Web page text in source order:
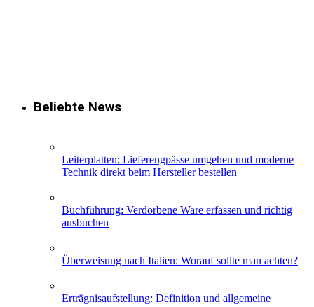
Beliebte News
Leiterplatten: Lieferengpässe umgehen und moderne
Technik direkt beim Hersteller bestellen
Buchführung: Verdorbene Ware erfassen und richtig
ausbuchen
Überweisung nach Italien: Worauf sollte man achten?
Erträgnisaufstellung: Definition und allgemeine